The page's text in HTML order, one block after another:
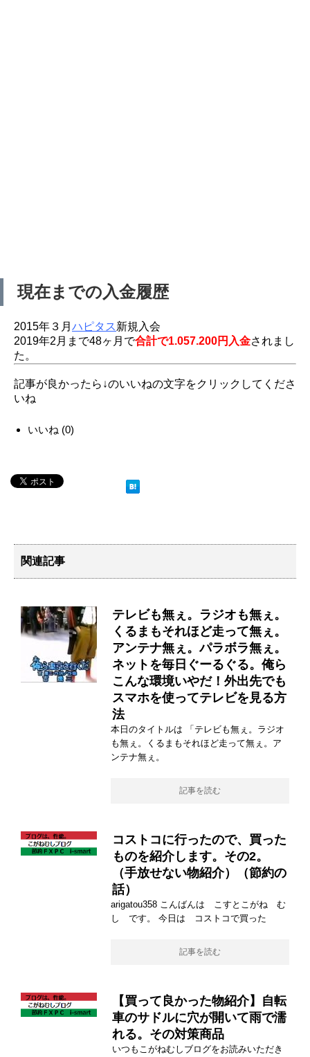
現在までの入金履歴
2015年３月 ハピタス新規入会
2019年2月まで48ヶ月で合計で1.057.200円入金されまし
た。
記事が良かったら↓のいいねの文字をクリックしてくださ
いね
いいね (0)
関連記事
テレビも無ぇ。ラジオも無ぇ。
くるまもそれほど走って無ぇ。
アンテナ無ぇ。パラボラ無ぇ。
ネットを毎日ぐーるぐる。俺ら
こんな環境いやだ！外出先でも
スマホを使ってテレビを見る方
法
本日のタイトルは 「テレビも無ぇ。ラジオ
も無ぇ。くるまもそれほど走って無ぇ。ア
ンテナ無ぇ。
記事を読む
コストコに行ったので、買った
ものを紹介します。その2。
（手放せない物紹介）（節約の
話）
arigatou358 こんばんは こすとこがね む
し です。 今日は コストコで買った
記事を読む
【買って良かった物紹介】自転
車のサドルに穴が開いて雨で濡
れる。その対策商品
いつもこがねむしブログをお読みいただき